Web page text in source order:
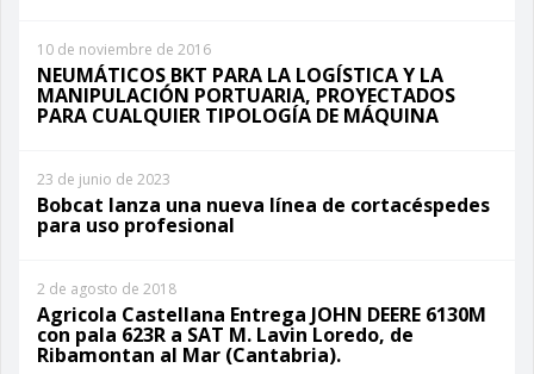
10 de noviembre de 2016
NEUMÁTICOS BKT PARA LA LOGÍSTICA Y LA
MANIPULACIÓN PORTUARIA, PROYECTADOS
PARA CUALQUIER TIPOLOGÍA DE MÁQUINA
23 de junio de 2023
Bobcat lanza una nueva línea de cortacéspedes
para uso profesional
2 de agosto de 2018
Agricola Castellana Entrega JOHN DEERE 6130M
con pala 623R a SAT M. Lavin Loredo, de
Ribamontan al Mar (Cantabria).